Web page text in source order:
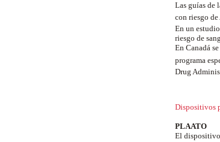
Las guías de
con riesgo
En un
riesgo de
En Canadá
programa
Drug
Dispositivos
PLAATO
El dispositivo